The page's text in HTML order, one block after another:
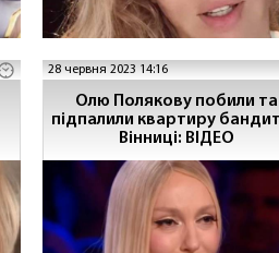
28 червня 2023 14:16
Олю Полякову побили та
підпалили квартиру
Вінниці: ВІДЕО